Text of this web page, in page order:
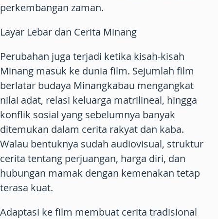
perkembangan zaman.
Layar Lebar dan Cerita Minang
Perubahan juga terjadi ketika kisah-kisah
Minang masuk ke dunia film. Sejumlah film
berlatar budaya Minangkabau mengangkat
nilai adat, relasi keluarga matrilineal, hingga
konflik sosial yang sebelumnya banyak
ditemukan dalam cerita rakyat dan kaba.
Walau bentuknya sudah audiovisual, struktur
cerita tentang perjuangan, harga diri, dan
hubungan mamak dengan kemenakan tetap
terasa kuat.
Adaptasi ke film membuat cerita tradisional